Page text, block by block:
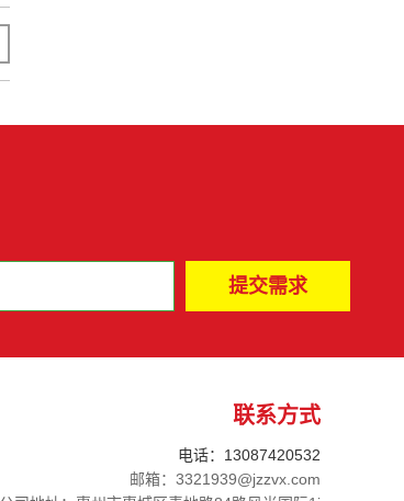
联系方式
电话：13087420532
邮箱：3321939@jzzvx.com